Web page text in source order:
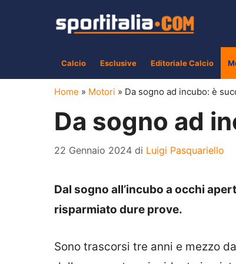
Calcio Esclusive Editoriale Calcio
Home » Motori » Da sogno ad incubo: è
Da sogno ad
22 Gennaio 2024 di Luigi Pasquariello
Dal sogno all’incubo a occhi
risparmiato dure prove.
Sono trascorsi tre anni e mezzo